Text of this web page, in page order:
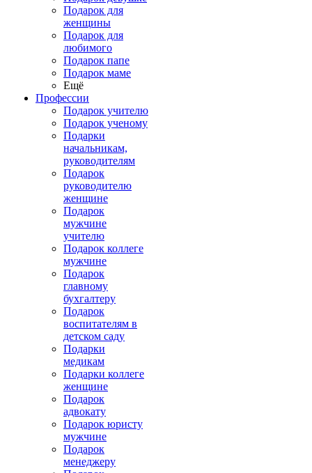
Подарок для
женщины
Подарок для
любимого
Подарок папе
Подарок маме
Ещё
Профессии
Подарок учителю
Подарок ученому
Подарки
начальникам,
руководителям
Подарок
руководителю
женщине
Подарок
мужчине
учителю
Подарок коллеге
мужчине
Подарок
главному
бухгалтеру
Подарок
воспитателям в
детском саду
Подарки
медикам
Подарки коллеге
женщине
Подарок
адвокату
Подарок юристу
мужчине
Подарок
менеджеру